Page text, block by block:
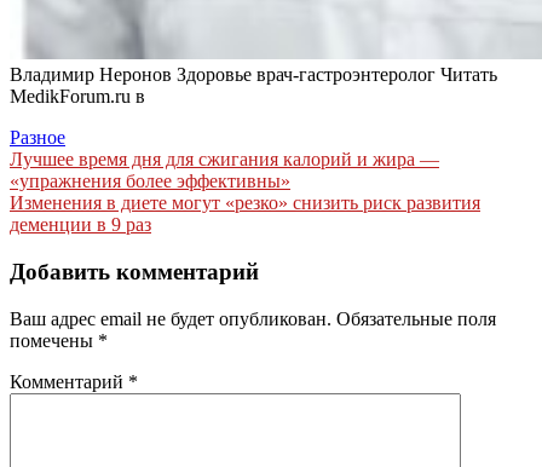
Владимир Неронов Здоровье врач-гастроэнтеролог Читать
MedikForum.ru в
Разное
Навигация
по
записям
Лучшее время дня для сжигания калорий и жира —
«упражнения более эффективны»
Изменения в диете могут «резко» снизить риск развития
деменции в 9 раз
Добавить комментарий
Ваш адрес email не будет опубликован. Обязательные поля
помечены *
Комментарий *